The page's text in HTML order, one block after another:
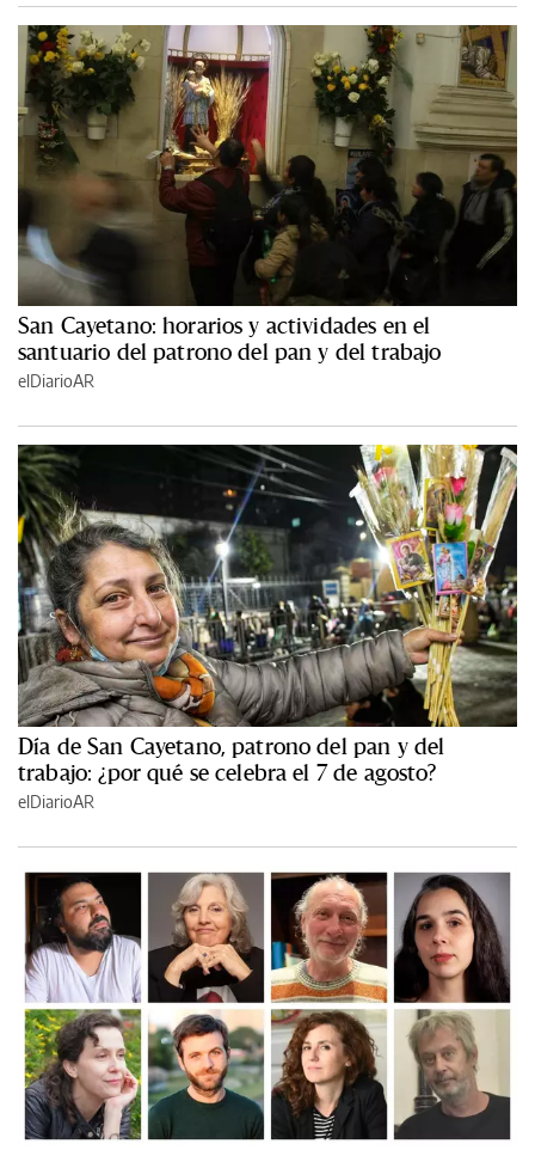
San Cayetano: horarios y actividades en el
santuario del patrono del pan y del trabajo
elDiarioAR
Día de San Cayetano, patrono del pan y del
trabajo: ¿por qué se celebra el 7 de agosto?
elDiarioAR